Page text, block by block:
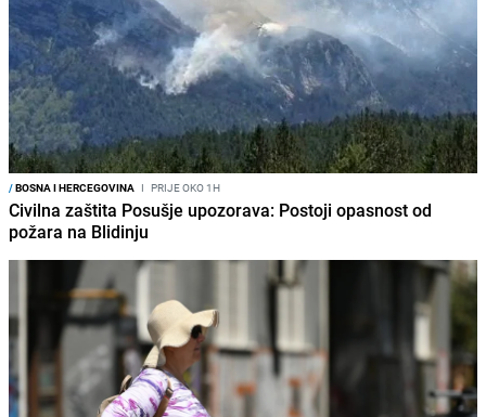
/BOSNA I HERCEGOVINA I PRIJE OKO 1H
Civilna zaštita Posušje upozorava: Postoji opasnost od
požara na Blidinju